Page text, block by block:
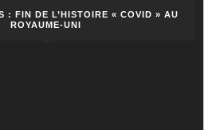
: FIN DE L’HISTOIRE « COVID » AU
ROYAUME-UNI